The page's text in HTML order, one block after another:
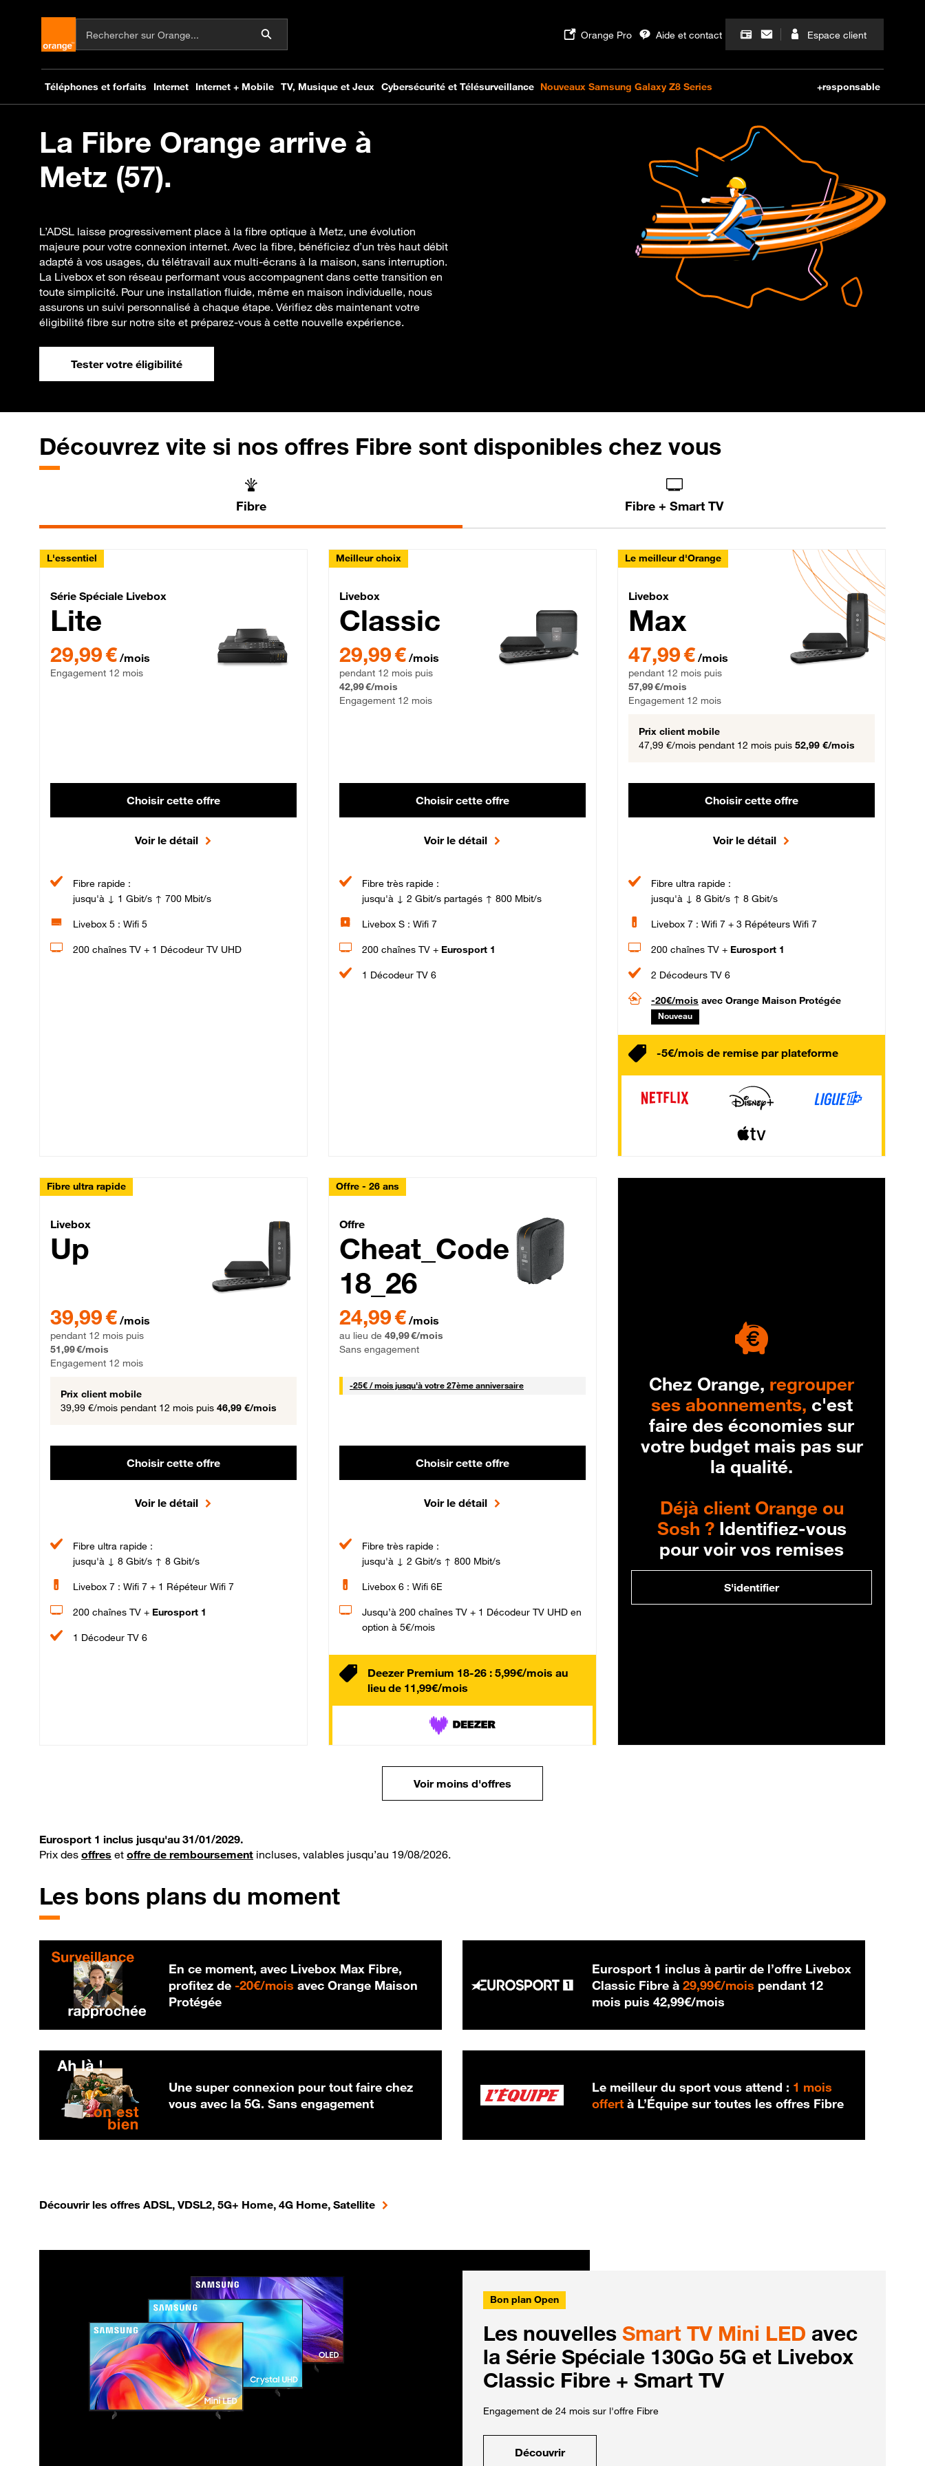
La Fibre Orange arrive à
Metz (57).
L’ADSL laisse progressivement place à la fibre optique à Metz, une évolution
majeure pour votre connexion internet. Avec la fibre, bénéficiez d’un très haut débit
adapté à vos usages, du télétravail aux multi-écrans à la maison, sans interruption.
La Livebox et son réseau performant vous accompagnent dans cette transition en
toute simplicité. Pour une installation fluide, même en maison individuelle, nous
assurons un suivi personnalisé à chaque étape. Vérifiez dès maintenant votre
éligibilité fibre sur notre site et préparez-vous à cette nouvelle expérience.
Tester votre éligibilité
Découvrez vite si nos offres Fibre sont disponibles chez vous
Fibre Fibre + Smart TV
L'essentiel
Série Spéciale Livebox Lite Fibre
Série Spéciale Livebox
Lite
29,99 € par mois , Engagement 12 mois
29,99 € /mois
Engagement 12 mois
Choisir cette offre
Voir le détail
Fibre rapide :
jusqu'à ↓ 1 Gbit/s ↑ 700 Mbit/s
Livebox 5 : Wifi 5
200 chaînes TV + 1 Décodeur TV UHD
Meilleur choix
Livebox Classic Fibre
Livebox
Classic
29,99 € par mois pendant 12 mois puis 42,99 € par mois, Engagement 12 mois
29,99 € /mois
pendant 12 mois puis
42,99 €/mois
Engagement 12 mois
Choisir cette offre
Voir le détail
Fibre très rapide :
jusqu'à ↓ 2 Gbit/s partagés ↑ 800 Mbit/s
Livebox S : Wifi 7
200 chaînes TV + Eurosport 1
1 Décodeur TV 6
Le meilleur d'Orange
Livebox Max Fibre
Livebox
Max
47,99 € par mois pendant 12 mois puis 57,99 € par mois,
47,99 € /mois
pendant 12 mois puis
57,99 €/mois
Engagement 12 mois
Prix client mobile
47,99 €/mois pendant 12 mois puis 52,99 €/mois
Choisir cette offre
Voir le détail
Fibre ultra rapide :
jusqu'à ↓ 8 Gbit/s ↑ 8 Gbit/s
Livebox 7 : Wifi 7 + 3 Répéteurs Wifi 7
200 chaînes TV + Eurosport 1
2 Décodeurs TV 6
-20€/mois avec Orange Maison Protégée
Nouveau
-5€/mois de remise par plateforme
Fibre ultra rapide
Livebox Up Fibre
Livebox
Up
39,99 € /mois
pendant 12 mois puis
51,99 €/mois
Engagement 12 mois
Prix client mobile
39,99 €/mois pendant 12 mois puis 46,99 €/mois
Choisir cette offre
Voir le détail
Fibre ultra rapide :
jusqu'à ↓ 8 Gbit/s ↑ 8 Gbit/s
Livebox 7 : Wifi 7 + 1 Répéteur Wifi 7
200 chaînes TV + Eurosport 1
1 Décodeur TV 6
Offre - 26 ans
Cheat_Code Fibre_18_26
Offre
Cheat_Code
18_26
24,99 € /mois
au lieu de 49,99 €/mois
Sans engagement
-25€ / mois25 € par mois
jusqu'à votre 27ème anniversaire
Choisir cette offre
Voir le détail
Fibre très rapide :
jusqu'à ↓ 2 Gbit/s ↑ 800 Mbit/s
Livebox 6 : Wifi 6E
Jusqu’à 200 chaînes TV + 1 Décodeur TV UHD en
option à 5€/mois
Deezer Premium 18-26 : 5,99€/mois au
lieu de 11,99€/mois
Chez Orange, regrouper
ses abonnements, c'est
faire des économies sur
votre budget mais pas sur
la qualité.
Déjà client Orange ou
Sosh ?Identifiez-vous
pour voir vos remises
S'identifier
Voir moins d'offres
Eurosport 1 inclus jusqu'au 31/01/2029.
Prix des offres et offre de remboursement incluses, valables jusqu’au 19/08/2026.
Les bons plans du moment
En ce moment, avec Livebox Max Fibre,
profitez de -20€/mois 20 € par mois
avec Orange Maison
Protégée
Eurosport 1 inclus à partir de l’offre Livebox
Classic Fibre à29,99€/mois 29,99 € par mois
pendant 12
mois puis42,99€/mois
Une super connexion pour tout faire chez
vous avec la 5G. Sans engagement
Le meilleur du sport vous attend : 1 mois
offert à L’Équipe sur toutes les offres Fibre
Découvrir les offres ADSL, VDSL2, 5G+ Home, 4G Home, Satellite
Bon plan Open
Les nouvelles Smart TV Mini LED avec
la Série Spéciale 130Go 5G et Livebox
Classic Fibre + Smart TV
Engagement de 24 mois sur l'offre Fibre
Découvrir